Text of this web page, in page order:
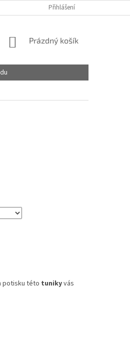
Přihlášení
NÁKUPNÍ
Prázdný košík
potisku této tunikyvás